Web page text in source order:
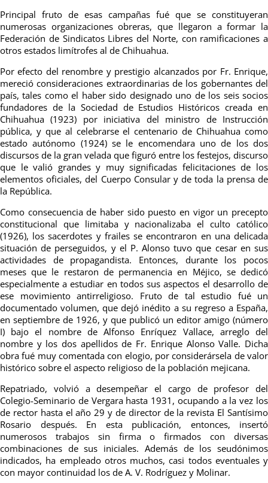
Principal fruto de esas campañas fué que se constituyeran
numerosas organizaciones obreras, que llegaron a formar la
Federación de Sindicatos Libres del Norte, con ramificaciones a
otros estados limítrofes al de Chihuahua.
Por efecto del renombre y prestigio alcanzados por Fr. Enrique,
mereció consideraciones extraordinarias de los gobernantes del
país, tales como el haber sido designado uno de los seis socios
fundadores de la Sociedad de Estudios Históricos creada en
Chihuahua (1923) por iniciativa del ministro de Instrucción
pública, y que al celebrarse el centenario de Chihuahua como
estado autónomo (1924) se le encomendara uno de los dos
discursos de la gran velada que figuró entre los festejos, discurso
que le valió grandes y muy significadas felicitaciones de los
elementos oficiales, del Cuerpo Consular y de toda la prensa de
la República.
Como consecuencia de haber sido puesto en vigor un precepto
constitucional que limitaba y nacionalizaba el culto católico
(1926), los sacerdotes y frailes se encontraron en una delicada
situación de perseguidos, y el P. Alonso tuvo que cesar en sus
actividades de propagandista. Entonces, durante los pocos
meses que le restaron de permanencia en Méjico, se dedicó
especialmente a estudiar en todos sus aspectos el desarrollo de
ese movimiento antirreligioso. Fruto de tal estudio fué un
documentado volumen, que dejó inédito a su regreso a España,
en septiembre de 1926, y que publicó un editor amigo (número
I) bajo el nombre de Alfonso Enríquez Vallace, arreglo del
nombre y los dos apellidos de Fr. Enrique Alonso Valle. Dicha
obra fué muy comentada con elogio, por considerársela de valor
histórico sobre el aspecto religioso de la población mejicana.
Repatriado, volvió a desempeñar el cargo de profesor del
Colegio-Seminario de Vergara hasta 1931, ocupando a la vez los
de rector hasta el año 29 y de director de la revista El Santísimo
Rosario después. En esta publicación, entonces, insertó
numerosos trabajos sin firma o firmados con diversas
combinaciones de sus iniciales. Además de los seudónimos
indicados, ha empleado otros muchos, casi todos eventuales y
con mayor continuidad los de A. V. Rodríguez y Molinar.